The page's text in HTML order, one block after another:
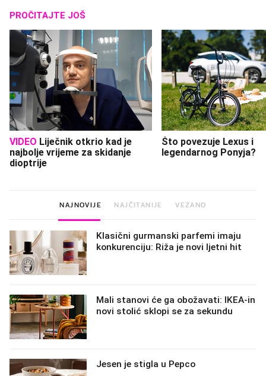
PROČITAJTE JOŠ
VIDEO
najbolje vrijeme za skidanje
dioptrije
Što povezuje Lexus i
legendarnog Ponyja?
NAJNOVIJE NAJČITANIJE VEZANO
Klasični gurmanski parfemi imaju
konkurenciju: Riža je novi ljetni hit
Mali stanovi će ga obožavati: IKEA-in
novi stolić sklopi se za sekundu
Jesen je stigla u Pepco